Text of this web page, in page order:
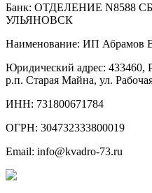
Банк: ОТДЕЛЕНИЕ N8588
УЛЬЯНОВСК
Наименование: ИП Абрамов
Юридический адрес: 433460,
р.п. Старая Майна, ул.
ИНН: 731800671784
ОГРН: 304732333800019
Email: info@kvadro-73.ru